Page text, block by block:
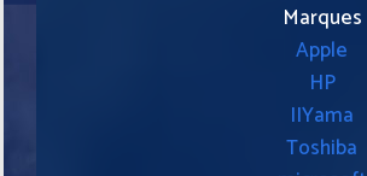
Marques
Apple
HP
IIYama
Toshiba